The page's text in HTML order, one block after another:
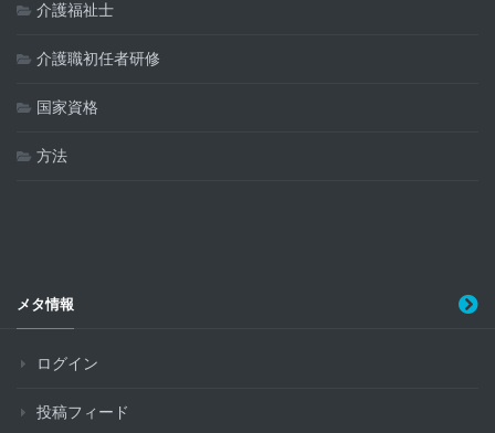
介護福祉士
介護職初任者研修
国家資格
方法
メタ情報
ログイン
投稿フィード